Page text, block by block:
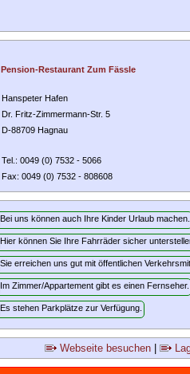
Pension-Restaurant Zum Fässle
Hanspeter Hafen
Dr. Fritz-Zimmermann-Str. 5
D-88709 Hagnau
Tel.: 0049 (0) 7532 - 5066
Fax: 0049 (0) 7532 - 808608
Webseite besuchen|